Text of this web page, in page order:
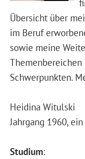
Übersicht über
im Beruf
sowie meine
Schwerpunkten.
Heidina Witulski
Jahrgang 1960,
Studium: